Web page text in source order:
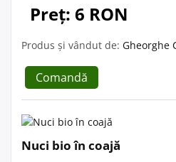
Preț: 6 RON
Produs și vândut de: Gheorghe
Comandă
Nuci bio în coajă